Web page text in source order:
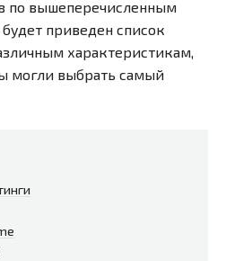
по вышеперечисленным
приведен список
характеристикам,
могли выбрать самый